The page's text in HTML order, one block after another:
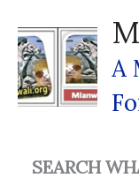
Content
A
SEARCH